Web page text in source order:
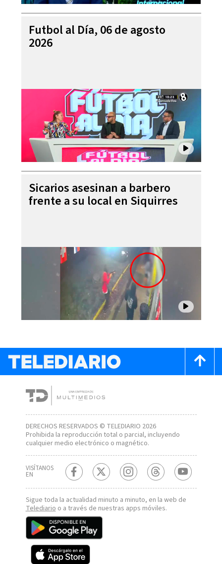
Futbol al Día, 06 de agosto
2026
Sicarios asesinan a barbero
frente a su local en Siquirres
DERECHOS RESERVADOS © TELEDIARIO 2026
Prohibida la reproducción total o parcial, incluyendo
cualquier medio electrónico o magnético.
VISÍTANOS
EN
Sigue toda la actualidad minuto a minuto, en la web de
Telediario o a través de nuestras apps móviles.